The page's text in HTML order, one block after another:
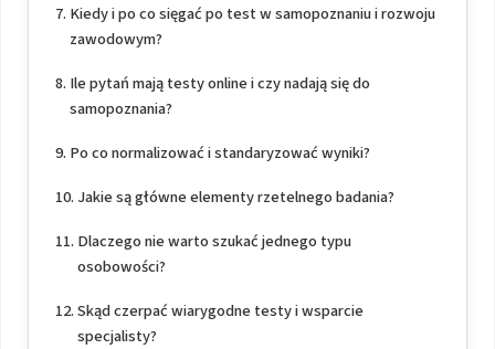
Kiedy i po co sięgać po test w samopoznaniu i rozwoju
zawodowym?
Ile pytań mają testy online i czy nadają się do
samopoznania?
Po co normalizować i standaryzować wyniki?
Jakie są główne elementy rzetelnego badania?
Dlaczego nie warto szukać jednego typu
osobowości?
Skąd czerpać wiarygodne testy i wsparcie
specjalisty?